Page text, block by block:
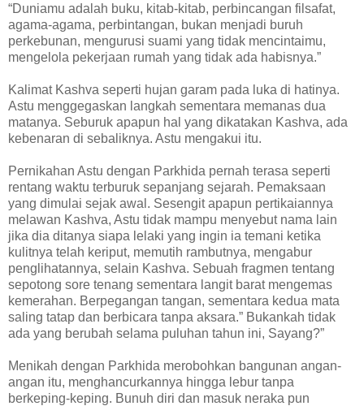
“Duniamu adalah buku, kitab-kitab, perbincangan filsafat,
agama-agama, perbintangan, bukan menjadi buruh
perkebunan, mengurusi suami yang tidak mencintaimu,
mengelola pekerjaan rumah yang tidak ada habisnya.”
Kalimat Kashva seperti hujan garam pada luka di hatinya.
Astu menggegaskan langkah sementara memanas dua
matanya. Seburuk apapun hal yang dikatakan Kashva, ada
kebenaran di sebaliknya. Astu mengakui itu.
Pernikahan Astu dengan Parkhida pernah terasa seperti
rentang waktu terburuk sepanjang sejarah. Pemaksaan
yang dimulai sejak awal. Sesengit apapun pertikaiannya
melawan Kashva, Astu tidak mampu menyebut nama lain
jika dia ditanya siapa lelaki yang ingin ia temani ketika
kulitnya telah keriput, memutih rambutnya, mengabur
penglihatannya, selain Kashva. Sebuah fragmen tentang
sepotong sore tenang sementara langit barat mengemas
kemerahan. Berpegangan tangan, sementara kedua mata
saling tatap dan berbicara tanpa aksara.” Bukankah tidak
ada yang berubah selama puluhan tahun ini, Sayang?”
Menikah dengan Parkhida merobohkan bangunan angan-
angan itu, menghancurkannya hingga lebur tanpa
berkeping-keping. Bunuh diri dan masuk neraka pun